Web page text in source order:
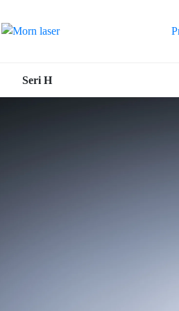
Seri H